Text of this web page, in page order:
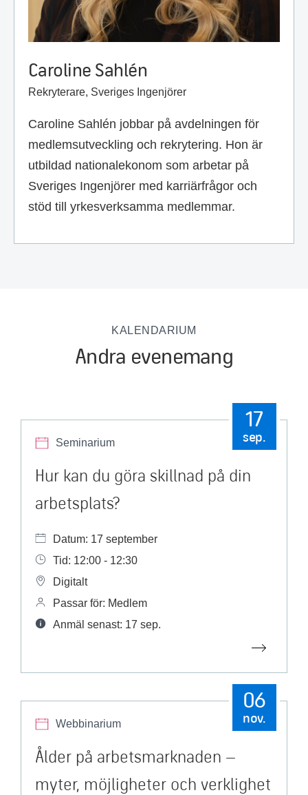
Caroline Sahlén
Rekryterare, Sveriges Ingenjörer
Caroline Sahlén jobbar på avdelningen för
medlemsutveckling och rekrytering. Hon är
utbildad nationalekonom som arbetar på
Sveriges Ingenjörer med karriärfrågor och
stöd till yrkesverksamma medlemmar.
KALENDARIUM
Andra evenemang
Seminarium
17
sep.
Hur kan du göra skillnad på din
arbetsplats?
Datum: 17 september
Tid: 12:00 - 12:30
Digitalt
Passar för: Medlem
Anmäl senast: 17 sep.
Webbinarium
06
nov.
Ålder på arbetsmarknaden –
myter, möjligheter och verklighet